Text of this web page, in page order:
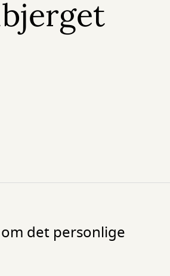
det personlige